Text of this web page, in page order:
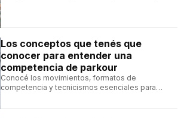
Los conceptos que tenés que
conocer para entender una
competencia de parkour
Conocé los movimientos, formatos de
competencia y tecnicismos esenciales para